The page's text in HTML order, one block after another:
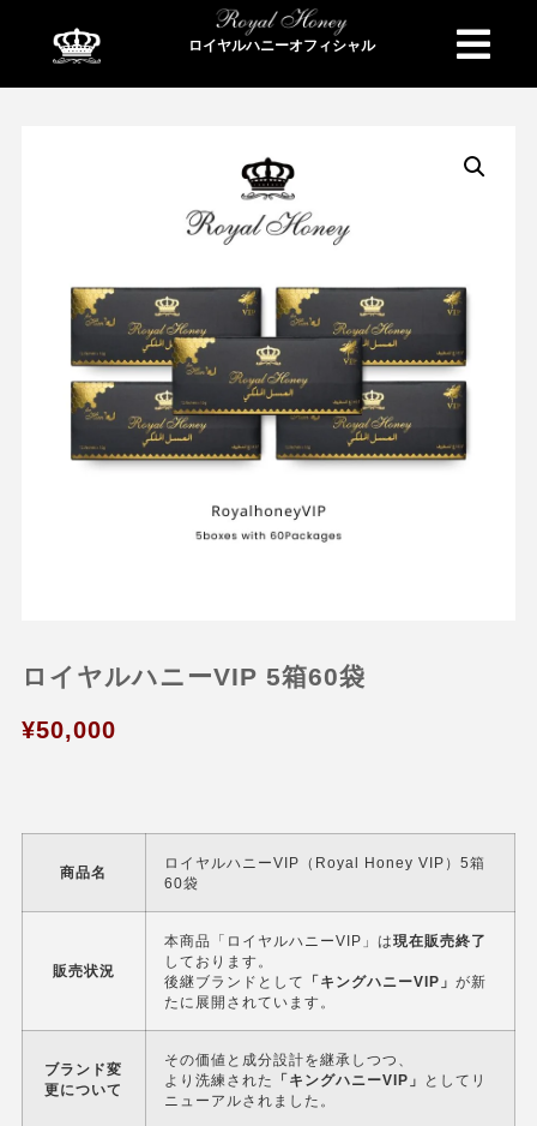
ロイヤルハニーオフィシャル
ロイヤルハニーVIP 5箱60袋
¥50,000
商品名
ロイヤルハニーVIP（Royal Honey VIP）5箱
60袋
販売状況
本商品「ロイヤルハニーVIP」は現在販売終了
しております。
後継ブランドとして
「キングハニーVIP」 が新
たに展開されています。
ブランド変
更について
その価値と成分設計を継承しつつ、
より洗練された
「キングハニーVIP」
としてリ
ニューアルされました。